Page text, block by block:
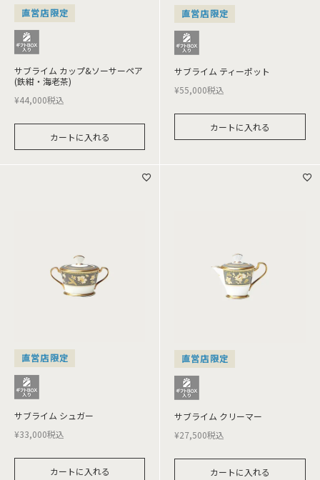
直営店限定
サブライム カップ&ソーサーペア
(鉄紺・海老茶)
¥44,000税込
カートに入れる
直営店限定
サブライム ティーポット
¥55,000税込
カートに入れる
直営店限定
サブライム シュガー
¥33,000税込
カートに入れる
直営店限定
サブライム クリーマー
¥27,500税込
カートに入れる